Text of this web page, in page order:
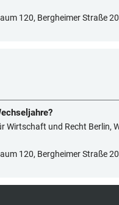
120, Bergheimer Straße
Wirtschaft und Recht Berlin,
120, Bergheimer Straße